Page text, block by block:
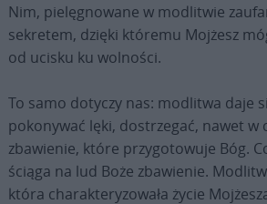
Nim, pielęgnowane w modlitwie
sekretem, dzięki któremu Mojżesz
od ucisku ku wolności.
To samo dotyczy nas: modlitwa daje
pokonywać lęki, dostrzegać, nawet w
zbawienie, które przygotowuje Bóg.
ściąga na lud Boże zbawienie.
która charakteryzowała życie